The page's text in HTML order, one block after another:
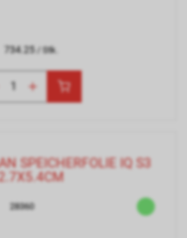
734.25/ Stk.
SPEICHERFOLIE IQ S3
28360